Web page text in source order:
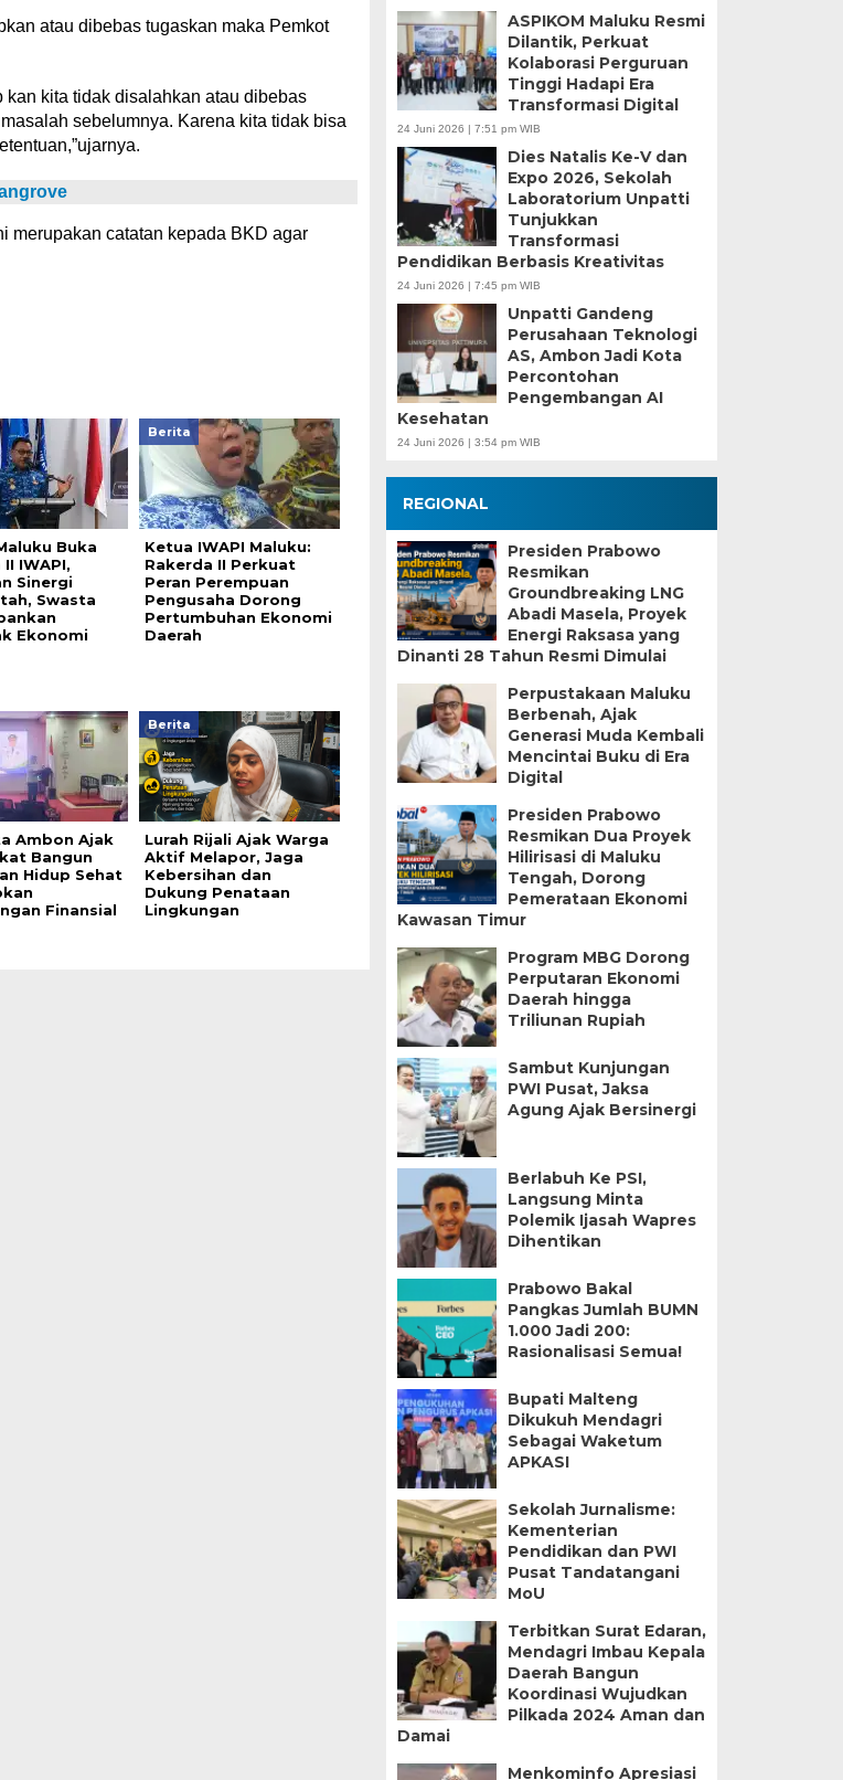
atau dibebas tugaskan maka Pemkot
kita tidak disalahkan atau dibebas
sebelumnya. Karena kita tidak bisa
merupakan catatan kepada BKD agar
Buka
IWAPI,
Sinergi
Swasta
Ekonomi
Berita
Ketua IWAPI Maluku:
Rakerda II Perkuat
Peran Perempuan
Pengusaha Dorong
Pertumbuhan Ekonomi
Daerah
Ambon Ajak
Bangun
Hidup Sehat
Finansial
Berita
Lurah Rijali Ajak Warga
Aktif Melapor, Jaga
Kebersihan dan
Dukung Penataan
Lingkungan
ASPIKOM Maluku Resmi
Dilantik, Perkuat
Kolaborasi Perguruan
Tinggi Hadapi Era
Transformasi Digital
24 Juni 2026 | 7:51 pm WIB
Dies Natalis Ke-V dan
Expo 2026, Sekolah
Laboratorium Unpatti
Tunjukkan
Transformasi
Pendidikan Berbasis Kreativitas
24 Juni 2026 | 7:45 pm WIB
Unpatti Gandeng
Perusahaan Teknologi
AS, Ambon Jadi Kota
Percontohan
Pengembangan AI
Kesehatan
24 Juni 2026 | 3:54 pm WIB
REGIONAL
Presiden Prabowo
Resmikan
Groundbreaking LNG
Abadi Masela, Proyek
Energi Raksasa yang
Dinanti 28 Tahun Resmi Dimulai
Perpustakaan Maluku
Berbenah, Ajak
Generasi Muda Kembali
Mencintai Buku di Era
Digital
Presiden Prabowo
Resmikan Dua Proyek
Hilirisasi di Maluku
Tengah, Dorong
Pemerataan Ekonomi
Kawasan Timur
Program MBG Dorong
Perputaran Ekonomi
Daerah hingga
Triliunan Rupiah
Sambut Kunjungan
PWI Pusat, Jaksa
Agung Ajak Bersinergi
Berlabuh Ke PSI,
Langsung Minta
Polemik Ijasah Wapres
Dihentikan
Prabowo Bakal
Pangkas Jumlah BUMN
1.000 Jadi 200:
Rasionalisasi Semua!
Bupati Malteng
Dikukuh Mendagri
Sebagai Waketum
APKASI
Sekolah Jurnalisme:
Kementerian
Pendidikan dan PWI
Pusat Tandatangani
MoU
Terbitkan Surat Edaran,
Mendagri Imbau Kepala
Daerah Bangun
Koordinasi Wujudkan
Pilkada 2024 Aman dan
Damai
Menkominfo Apresiasi